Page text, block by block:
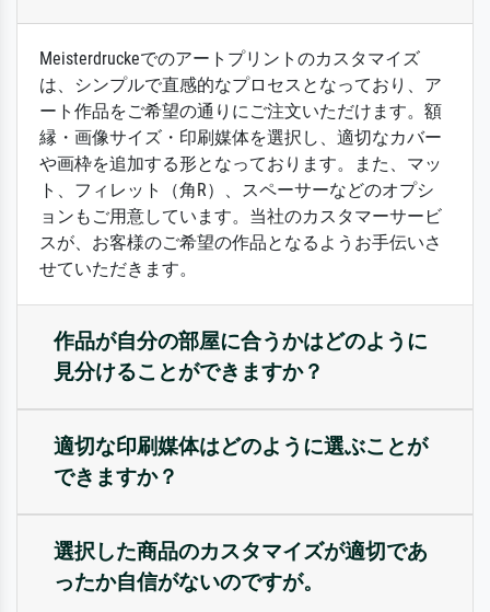
Meisterdruckeでのアートプリントのカスタマイズ
は、シンプルで直感的なプロセスとなっており、ア
ート作品をご希望の通りにご注文いただけます。額
縁・画像サイズ・印刷媒体を選択し、適切なカバー
や画枠を追加する形となっております。また、マッ
ト、フィレット（角R）、スペーサーなどのオプシ
ョンもご用意しています。当社のカスタマーサービ
スが、お客様のご希望の作品となるようお手伝いさ
せていただきます。
作品が自分の部屋に合うかはどのように
見分けることができますか？
適切な印刷媒体はどのように選ぶことが
できますか？
選択した商品のカスタマイズが適切であ
ったか自信がないのですが。